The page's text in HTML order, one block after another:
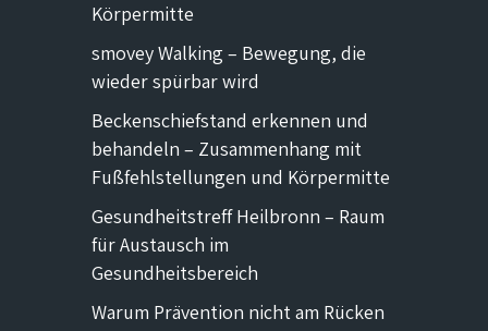
Körpermitte
smovey Walking – Bewegung, die
wieder spürbar wird
Beckenschiefstand erkennen und
behandeln – Zusammenhang mit
Fußfehlstellungen und Körpermitte
Gesundheitstreff Heilbronn – Raum
für Austausch im
Gesundheitsbereich
Warum Prävention nicht am Rücken